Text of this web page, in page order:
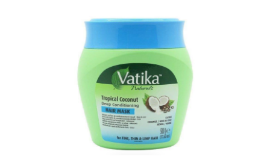
alessandro Striplac Thomas
Rath 2x8ml – Raudonas ir